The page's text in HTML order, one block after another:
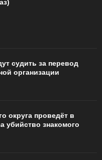
судить за перевод
организации
округа проведёт в
убийство знакомого